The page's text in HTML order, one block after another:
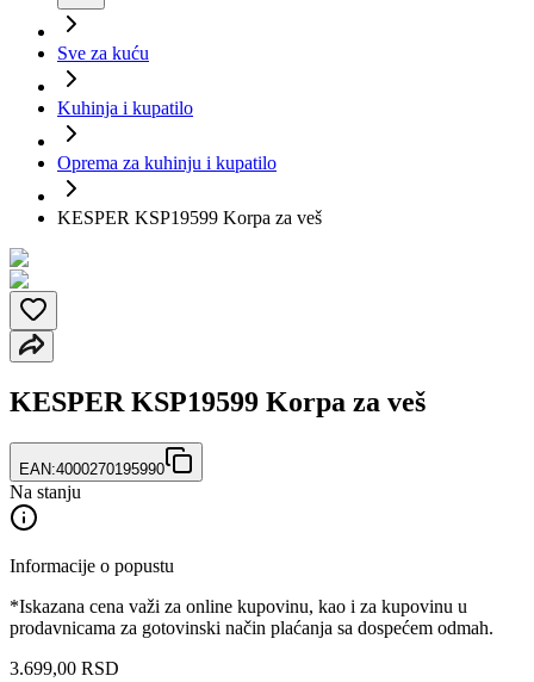
Sve za kuću
Kuhinja i kupatilo
Oprema za kuhinju i kupatilo
KESPER KSP19599 Korpa za veš
KESPER KSP19599 Korpa za veš
EAN:4000270195990
Na stanju
Informacije o popustu
*Iskazana cena važi za online kupovinu, kao i za kupovinu u
prodavnicama za gotovinski način plaćanja sa dospećem odmah.
3.699,00 RSD